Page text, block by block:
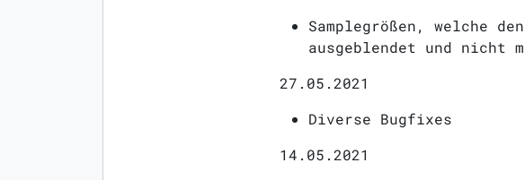
Samplegrößen, welche
ausgeblendet und nicht
27.05.2021
Diverse Bugfixes
14.05.2021